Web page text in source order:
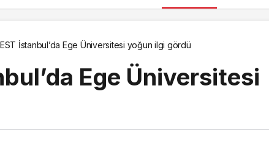
İstanbul’da Ege Üniversitesi yoğun ilgi gördü
Ege Üniversitesi